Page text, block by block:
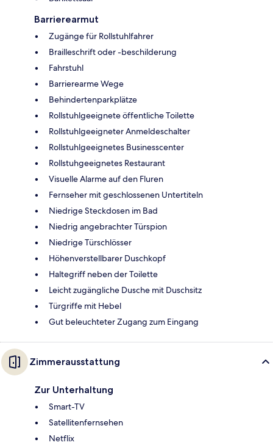
Barrierearmut
Zugänge für Rollstuhlfahrer
Brailleschrift oder -beschilderung
Fahrstuhl
Barrierearme Wege
Behindertenparkplätze
Rollstuhlgeeignete öffentliche Toilette
Rollstuhlgeeigneter Anmeldeschalter
Rollstuhlgeeignetes Businesscenter
Rollstuhgeeignetes Restaurant
Visuelle Alarme auf den Fluren
Fernseher mit geschlossenen Untertiteln
Niedrige Steckdosen im Bad
Niedrig angebrachter Türspion
Niedrige Türschlösser
Höhenverstellbarer Duschkopf
Haltegriff neben der Toilette
Leicht zugängliche Dusche mit Duschsitz
Türgriffe mit Hebel
Gut beleuchteter Zugang zum Eingang
Zimmerausstattung
Zur Unterhaltung
Smart-TV
Satellitenfernsehen
Netflix